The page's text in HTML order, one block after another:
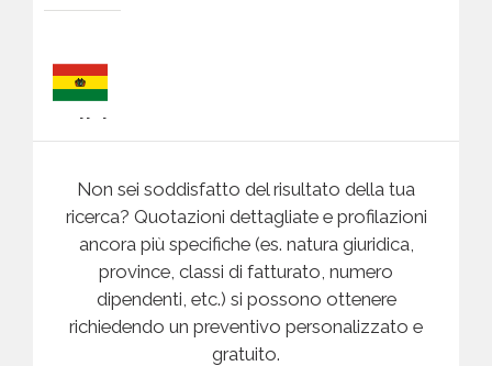
Bolivia
Bosnia
Erzegovina
Non sei soddisfatto del risultato della tua
ricerca? Quotazioni dettagliate e profilazioni
ancora più specifiche (es. natura giuridica,
province, classi di fatturato, numero
dipendenti, etc.) si possono ottenere
richiedendo un preventivo personalizzato e
gratuito.